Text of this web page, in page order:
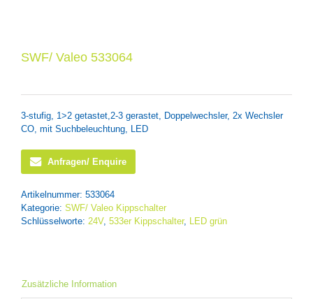
SWF/ Valeo 533064
3-stufig, 1>2 getastet,2-3 gerastet, Doppelwechsler, 2x Wechsler
CO, mit Suchbeleuchtung, LED
Anfragen/ Enquire
Artikelnummer: 533064
Kategorie: SWF/ Valeo Kippschalter
Schlüsselworte: 24V, 533er Kippschalter, LED grün
Zusätzliche Information